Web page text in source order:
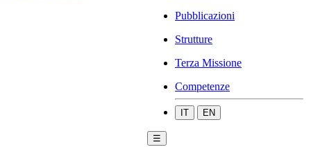
Pubblicazioni
Strutture
Terza Missione
Competenze
IT EN
☰